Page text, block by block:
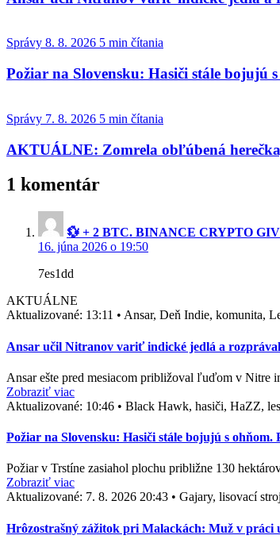
Správy 8. 8. 2026 5 min čítania
Požiar na Slovensku: Hasiči stále bojujú
Správy 7. 8. 2026 5 min čítania
AKTUÁLNE: Zomrela obľúbená
1 komentár
💱 + 2 BTC. BINANCE CRYPTO
16. júna 2026 o 19:50
7es1dd
AKTUÁLNE
Aktualizované: 13:11 • Ansar, Deň Indie, komunita,
Ansar učil Nitranov variť indické jedlá a
Ansar ešte pred mesiacom približoval ľuďom v Nitre
Zobraziť viac
Aktualizované: 10:46 • Black Hawk, hasiči, HaZZ,
Požiar na Slovensku: Hasiči stále bojujú s
Požiar v Trstíne zasiahol plochu približne 130
Zobraziť viac
Aktualizované: 7. 8. 2026 20:43 • Gajary, lisovací
Hrôzostrašný zážitok pri Malackách: Muž v práci